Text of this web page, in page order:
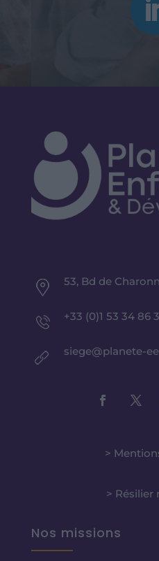
53, Bd de
+33 (0)1 53 34 86
siege@planete-
>
> Résilier
Nos missions